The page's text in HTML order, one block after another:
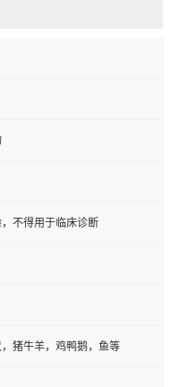
不得用于临床诊断
猪牛羊，鸡鸭鹅，鱼等